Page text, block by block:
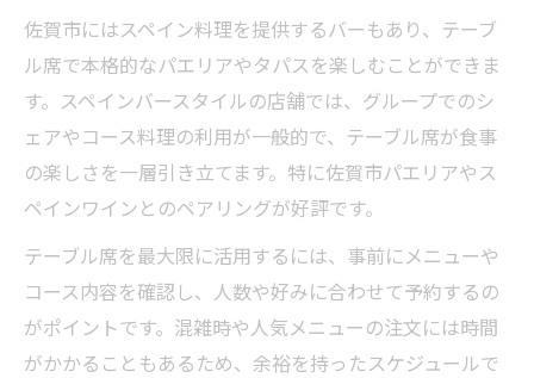
佐賀市にはスペイン料理を提供するバーもあり、テーブ
ル席で本格的なパエリアやタパスを楽しむことができま
す。スペインバースタイルの店舗では、グループでのシ
ェアやコース料理の利用が一般的で、テーブル席が食事
の楽しさを一層引き立てます。特に佐賀市パエリアやス
ペインワインとのペアリングが好評です。
テーブル席を最大限に活用するには、事前にメニューや
コース内容を確認し、人数や好みに合わせて予約するの
がポイントです。混雑時や人気メニューの注文には時間
がかかることもあるため、余裕を持ったスケジュールで